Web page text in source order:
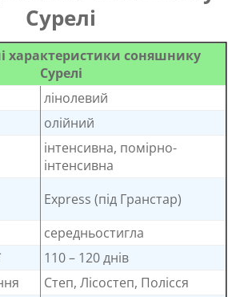
Сурелі
характеристики соняшнику
Сурелі
лінолевий
олійний
інтенсивна, помірно-
інтенсивна
Express (під Гранстар)
середньостигла
110 – 120 днів
Степ, Лісостеп, Полісся